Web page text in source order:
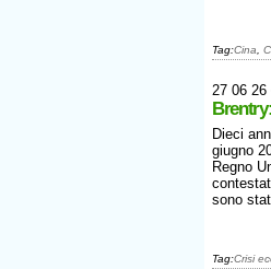
Tag:Cina
27 06 26
Dieci
giugno
Regno
sono
Tag:Crisi